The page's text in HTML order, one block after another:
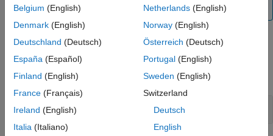
ヒント
バージョン履歴
参考
strlength を使用します。
例
すべて展開する
string の長さを特定する
Belgium (English)
Denmark (English)
Deutschland (Deutsch)
España (Español)
Finland (English)
France (Français)
Ireland (English)
Italia (Italiano)
Netherlands(English)
Norway(English)
Österreich (Deutsch)
Portugal(English)
Sweden (English)
Switzerland
Deutsch
English